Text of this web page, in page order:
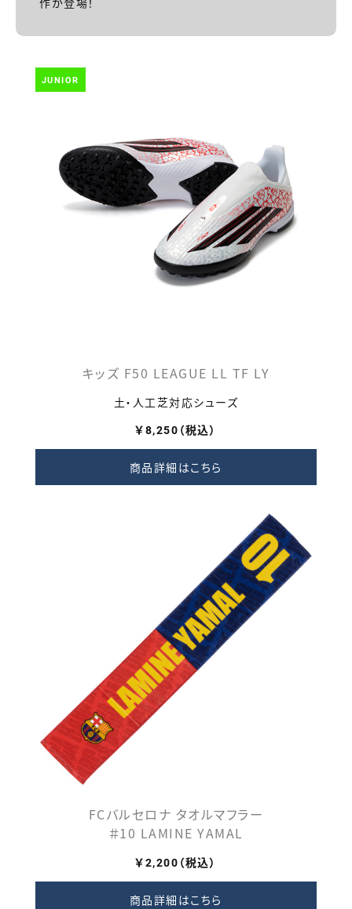
JUNIOR
キッズ F50 LEAGUE LL TF LY
土・人工芝対応シューズ
￥8,250（税込）
商品詳細はこちら
FCバルセロナ タオルマフラー
＃10 LAMINE YAMAL
￥2,200（税込）
商品詳細はこちら